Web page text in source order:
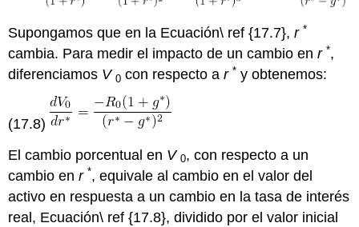
Supongamos que en la Ecuación\ ref {17.7},r *
cambia. Para medir el impacto de un cambio enr *,
diferenciamos V 0 con respecto ar * y obtenemos:
(17.8)
El cambio porcentual en V 0, con respecto a un
cambio enr *, equivale al cambio en el valor del
activo en respuesta a un cambio en la tasa de interés
real, Ecuación\ ref {17.8}, dividido por el valor inicial